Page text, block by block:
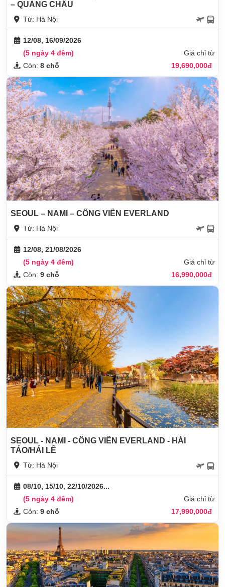
– QUẢNG CHÂU
Từ: Hà Nội
12/08, 16/09/2026
(5 ngày 4 đêm)
Giá chỉ từ
Còn: 8 chỗ 19,690,000đ
SEOUL – NAMI – CÔNG VIÊN EVERLAND
Từ: Hà Nội
12/08, 21/08/2026
(5 ngày 4 đêm)
Giá chỉ từ
Còn: 9 chỗ 16,990,000đ
SEOUL - NAMI - CÔNG VIÊN EVERLAND - HÁI
TÁO/HÁI LÊ
Từ: Hà Nội
08/10, 15/10, 22/10/2026...
(5 ngày 4 đêm)
Giá chỉ từ
Còn: 9 chỗ 17,990,000đ